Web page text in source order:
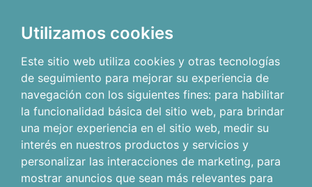
Utilizamos cookies
Este sitio web utiliza cookies y otras tecnologías
de seguimiento para mejorar su experiencia de
navegación con los siguientes fines: para habilitar
la funcionalidad básica del sitio web, para brindar
una mejor experiencia en el sitio web, medir su
interés en nuestros productos y servicios y
personalizar las interacciones de marketing, para
mostrar anuncios que sean más relevantes para